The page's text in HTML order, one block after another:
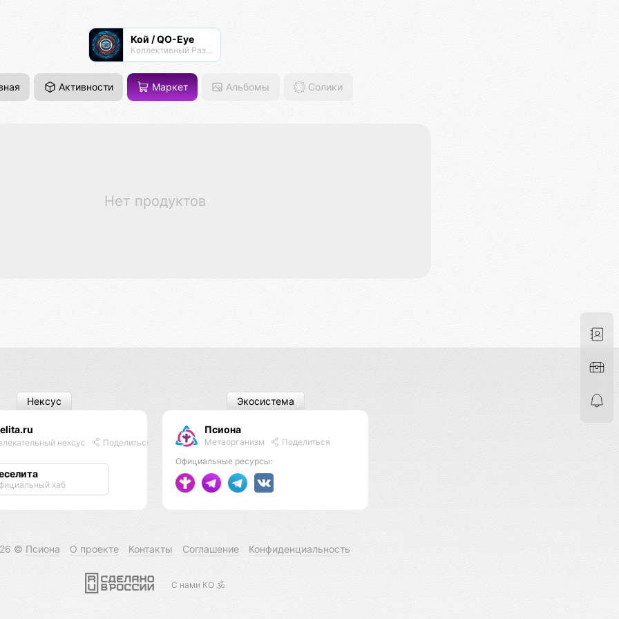
Кой / QO-Eye
Коллективный Разум КО
Активности Маркет Альбомы Солики
Нет продуктов
нексус Поделиться
хаб
Нексус
Псиона
Метаорганизм
Поделиться
Официальные ресурсы:
Экосистема
© Псиона О проекте Контакты Соглашение Конфиденциальность
С нами КО 🕉️